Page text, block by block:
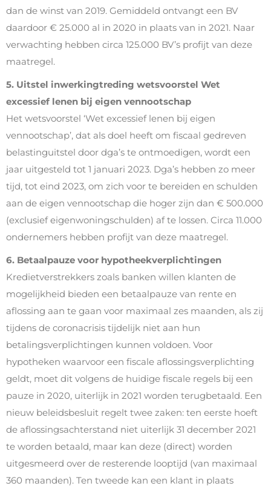
dan de winst van 2019. Gemiddeld ontvangt een BV
daardoor € 25.000 al in 2020 in plaats van in 2021. Naar
verwachting hebben circa 125.000 BV’s profijt van deze
maatregel.
5. Uitstel inwerkingtreding wetsvoorstel Wet
excessief lenen bij eigen vennootschap
Het wetsvoorstel ‘Wet excessief lenen bij eigen
vennootschap’, dat als doel heeft om fiscaal gedreven
belastinguitstel door dga’s te ontmoedigen, wordt een
jaar uitgesteld tot 1 januari 2023. Dga’s hebben zo meer
tijd, tot eind 2023, om zich voor te bereiden en schulden
aan de eigen vennootschap die hoger zijn dan € 500.000
(exclusief eigenwoningschulden) af te lossen. Circa 11.000
ondernemers hebben profijt van deze maatregel.
6. Betaalpauze voor hypotheekverplichtingen
Kredietverstrekkers zoals banken willen klanten de
mogelijkheid bieden een betaalpauze van rente en
aflossing aan te gaan voor maximaal zes maanden, als zij
tijdens de coronacrisis tijdelijk niet aan hun
betalingsverplichtingen kunnen voldoen. Voor
hypotheken waarvoor een fiscale aflossingsverplichting
geldt, moet dit volgens de huidige fiscale regels bij een
pauze in 2020, uiterlijk in 2021 worden terugbetaald. Een
nieuw beleidsbesluit regelt twee zaken: ten eerste hoeft
de aflossingsachterstand niet uiterlijk 31 december 2021
te worden betaald, maar kan deze (direct) worden
uitgesmeerd over de resterende looptijd (van maximaal
360 maanden). Ten tweede kan een klant in plaats